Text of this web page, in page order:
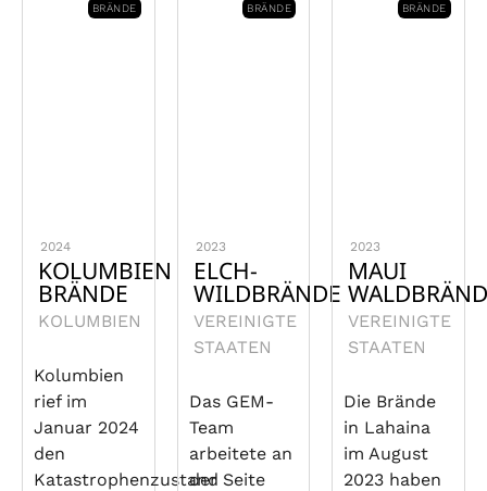
BRÄNDE
2024
KOLUMBIEN
BRÄNDE
KOLUMBIEN
Kolumbien
rief im
Januar 2024
den
Katastrophenzustand
BRÄNDE
2023
ELCH-
WILDBRÄNDE
VEREINIGTE
STAATEN
Das GEM-
Team
arbeitete an
der Seite
BRÄNDE
2023
MAUI
VEREINIGTE
STAATEN
Die Brände
in Lahaina
im August
2023 haben